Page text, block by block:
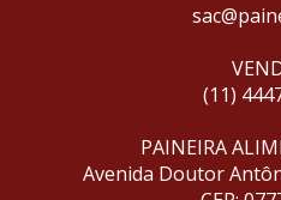
(11)
PAINEIRA
Avenida Doutor